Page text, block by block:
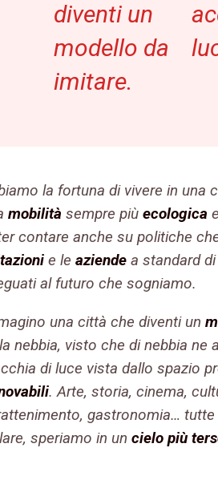
diventi un
modello da
imitare.
la fortuna di vivere in una
mobilità sempre più ecologica e
contare anche su politiche
e le aziende a standard di
al futuro che sogniamo.
una città che diventi un
nebbia, visto che di nebbia ne
di luce vista dallo spazio
. Arte, storia, cinema,
gastronomia… tutte
speriamo in un cielo più